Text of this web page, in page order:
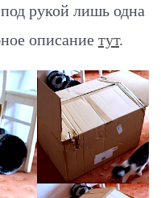
рукой лишь одна
описание тут.